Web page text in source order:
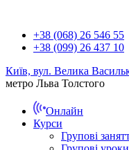
+38 (068) 26 546 55
+38 (099) 26 437 10
Київ, вул. Велика
метро Льва Толстого
Онлайн
Курси
Групові